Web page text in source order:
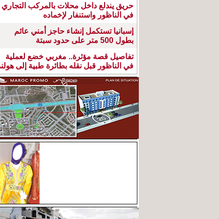
حريق يندلع داخل محلات بالمركب التجاري
في الناظور واستنفار لإخماده
إسبانيا تستكمل إنشاء حاجز أمني عائم
بطول 500 متر على حدود سبتة
تفاصيل قصة مؤثرة.. مغربي خضع لعملية
في الناظور قبل نقله بطائرة طبية إلى